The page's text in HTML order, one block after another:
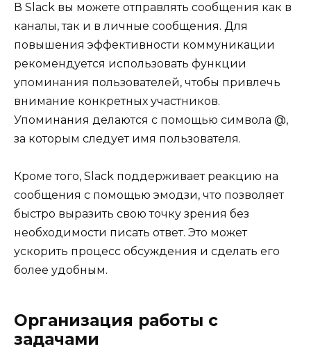
В Slack вы можете отправлять сообщения как в
каналы, так и в личные сообщения. Для
повышения эффективности коммуникации
рекомендуется использовать функции
упоминания пользователей, чтобы привлечь
внимание конкретных участников.
Упоминания делаются с помощью символа @,
за которым следует имя пользователя.
Кроме того, Slack поддерживает реакцию на
сообщения с помощью эмодзи, что позволяет
быстро выразить свою точку зрения без
необходимости писать ответ. Это может
ускорить процесс обсуждения и сделать его
более удобным.
Организация работы с
задачами